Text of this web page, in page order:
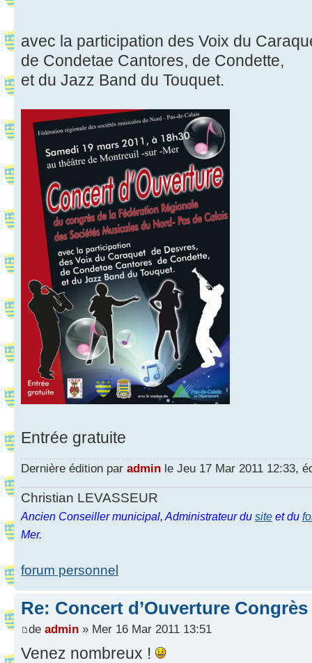
avec la participation des Voix du
de Condetae Cantores, de Condette,
et du Jazz Band du Touquet.
Entrée gratuite
Dernière édition par admin le Jeu 17 Mar 2011 12:33,
Christian LEVASSEUR
Ancien Conseiller municipal, Administrateur du site et du
Mer.
forum personnel
Re: Concert d’Ouverture
de admin » Mer 16 Mar 2011 13:51
Venez nombreux !